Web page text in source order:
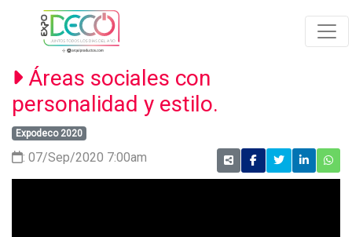
Áreas sociales con
personalidad y estilo.
Expodeco 2020
: 07/Sep/2020 7:00am